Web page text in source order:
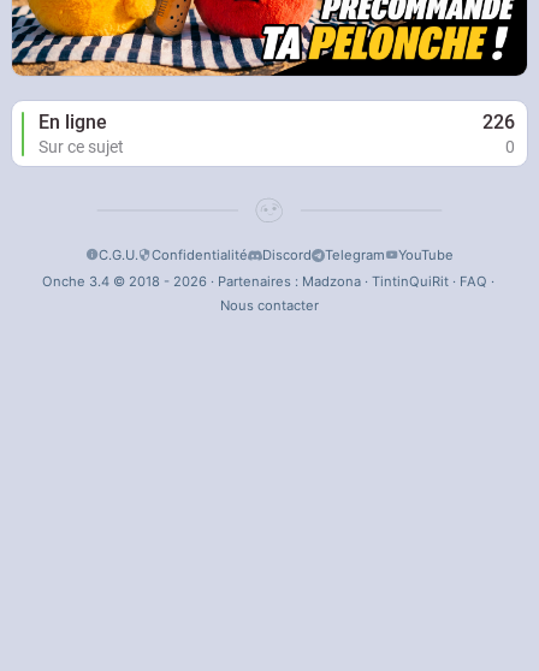
En ligne 226
Sur ce sujet 0
C.G.U. Confidentialité Discord Telegram
YouTube
Onche 3.4 © 2018 - 2026 · Partenaires : Madzona· TintinQuiRit· FAQ ·
Nous contacter